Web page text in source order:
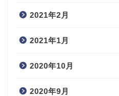
2021年2月
2021年1月
2020年10月
2020年9月